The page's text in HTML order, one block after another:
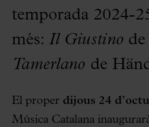
temporada 2024-
més: Il Giustino
Tamerlano de
El proper dijous 24
Música Catalana